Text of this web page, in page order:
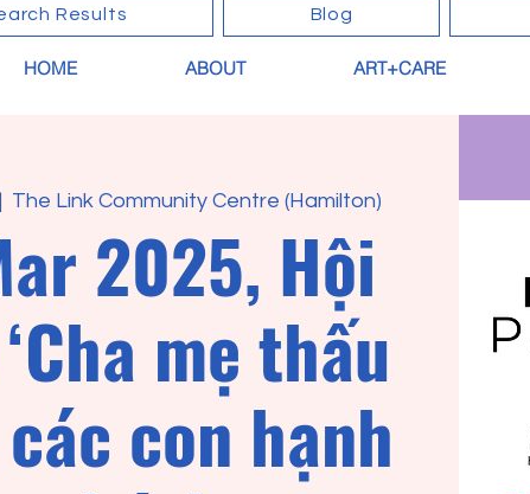
Results Blog
HOME ABOUT ART+CARE
The Link Community Centre (Hamilton)
2025, Hội
mẹ thấu
con hạnh